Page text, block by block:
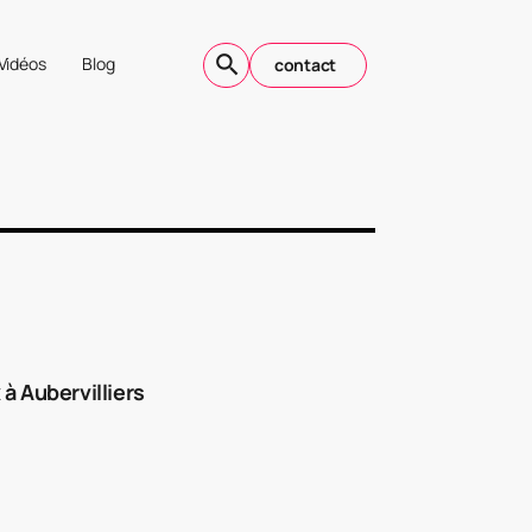
Blog contact
Aubervilliers